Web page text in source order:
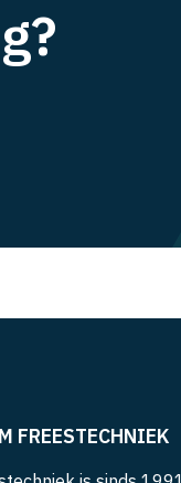
FREESTECHNIEK